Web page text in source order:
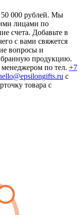
50 000 рублей. Мы
лицами по
счета. Добавьте в
с вами свяжется
вопросы и
продукцию.
менеджером по тел. +7
с
товара с